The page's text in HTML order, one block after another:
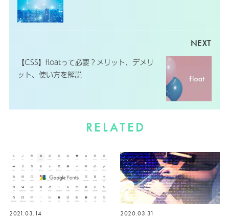
【CSS】floatって必要？メリット、デメリ
ット、使い方を解説
RELATED
2021.03.14 2020.03.31